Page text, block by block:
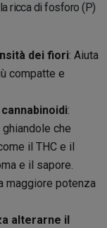
ricca di fosforo (P)
dei fiori: Aiuta
compatte e
:
che
il THC e il
e il sapore.
maggiore potenza
alterarne il